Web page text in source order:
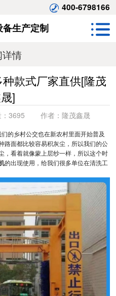
400-6798166
生产定制
详情
款式厂家直供[隆茂
]
3695 作者： 隆茂鑫晟
的乡村公交也在新农村里面开始普及
路面都比较容易积灰尘，所以我们的公
，看着就像蒙上层纱一样，所以这个时
的出现使用，给我们很多单位在清洗工